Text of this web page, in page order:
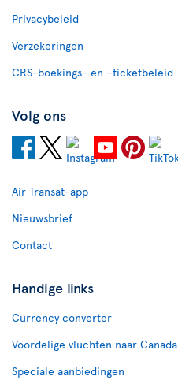
Privacybeleid
Verzekeringen
CRS-boekings- en –ticketbeleid
Volg ons
Air Transat-app
Nieuwsbrief
Contact
Handige links
Currency converter
Voordelige vluchten naar Canada
Speciale aanbiedingen